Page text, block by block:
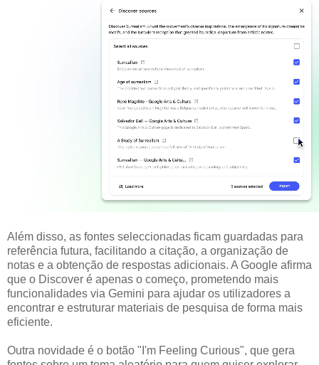
Além disso, as fontes seleccionadas ficam guardadas para
referência futura, facilitando a citação, a organização de
notas e a obtenção de respostas adicionais. A Google afirma
que o Discover é apenas o começo, prometendo mais
funcionalidades via Gemini para ajudar os utilizadores a
encontrar e estruturar materiais de pesquisa de forma mais
eficiente.
Outra novidade é o botão "I'm Feeling Curious", que gera